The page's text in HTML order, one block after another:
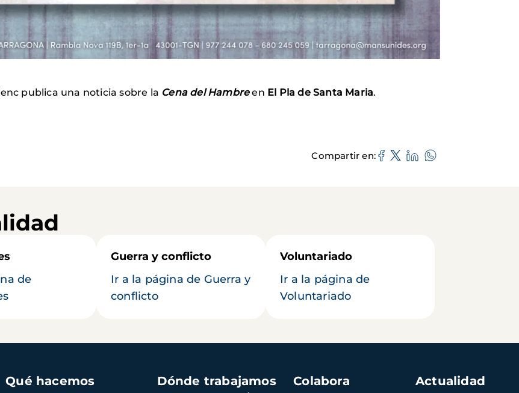
publica una noticia sobre la Cena del Hambreen El Pla de Santa Maria.
Compartir en
de
Guerra y conflicto
Ir a la página de Guerra y
conflicto
Voluntariado
Ir a la página de
Voluntariado
Qué hacemos Dónde trabajamos Colabora Actualidad